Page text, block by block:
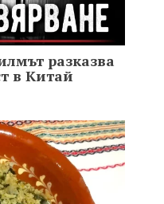
разказва
в Китай